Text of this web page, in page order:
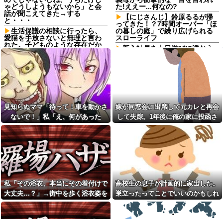
ゃどうしようもないから」と会
話が聞こえてきた→する
と・・・
生活保護の相談に行ったら、
愛猫を手放さないと無理と言わ
れた。子どものような存在だか
ら手放すのは絶対に考えられな
い・・・
4/6私、結婚したい職業NO.1の
公務員なんですけど、嫁が子供
連れて家出した。全く理由は思
いつかないけど強いてあげると
すれば母のせいかもしれない。
嫁のせいでアトピー悪化しそう
→
停車中に二人の子供を乗せた
ヤンママに自転車ぶつけられ
た。ヤンママ「おめーふざけん
なよっ！ぶつかってんじゃねー
よ！弁償してもらうかんな！」...
アラフィフで同い年の友人Ａ
は旦那から突然離婚を突きつけ
られたらしい
彼と初めての夜。私「痛い！
どうしたの？」彼「実は俺、不
能なんだ…」→初めての夜に打
ち明けられた理由が衝撃的で…
母が友人の子供を引き取り姉
た!ええー...何なの?
【にじさんじ】鈴原るるが帰
ってきた！？7時間オーバー「ほ
の暮しの庭」で繰り広げられる
スローライフ
新入社員を土日遊びに誘おう
と思ってるんやけど普通に飲み
とかでええんかな
「アニソン盆祭りで日本の品
格が落ちた」と酷評した元女
優、「あんたが品格を語るのか
よ！」と総ツッコミを食らって
しまい……
隣が着席して音量上げ始めた
時は渾身の「マジか…」が出る
よね他
ホス狂の嬢が金集めに必死な
のが丸分かりだったから「店外
で直に払ったら嬉しい？」って
聞いた結果⇒ｗｗ
【衝撃】嫁のために全て我慢
した結果→家購入計画が「地獄
の一幕」に…その理由が痛すぎ
るｗｗｗ
嫁「間男と再婚したい」俺
「慰謝料を払うなら離婚だ」→
ところが後日「やっぱり戻りた
見知らぬママ「待って！車を動かさ
ないで！」私「え、何があった
の！？」→慌てて降りると園長先生
が激怒していて…
嫁が同窓会に出席して元カレと再会
して失踪。1年後に俺の家に投函さ
れたものがこれ...
私「その浴衣、本当にその着付けで
大丈夫…？」→街中を歩く浴衣姿を
見て、違和感ばかりが気になってし
まい…
高校生の息子が計画的に家出した。
巣立ったってことでいいのかもしれ
ないけど、なんか割り切れず...